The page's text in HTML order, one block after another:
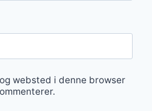
websted i denne browser